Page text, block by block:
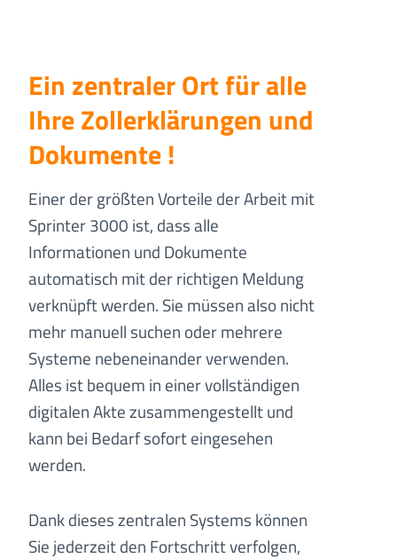
Ein zentraler Ort für alle
IhreZollerklärungen und
Dokumente !
Einer der größten Vorteile der Arbeit mit
Sprinter 3000 ist, dass alle
Informationen und Dokumente
automatisch mit der richtigen Meldung
verknüpft werden. Sie müssen also nicht
mehr manuell suchen oder mehrere
Systeme nebeneinander verwenden.
Alles ist bequem in einer vollständigen
digitalen Akte zusammengestellt und
kann bei Bedarf sofort eingesehen
werden.
Dank dieses zentralen Systems können
Sie jederzeit den Fortschritt verfolgen,